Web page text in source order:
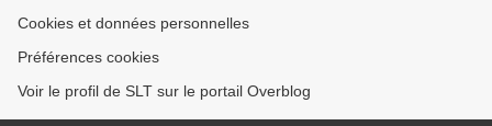
Cookies et données personnelles
Préférences cookies
Voir le profil de SLT sur le portail Overblog